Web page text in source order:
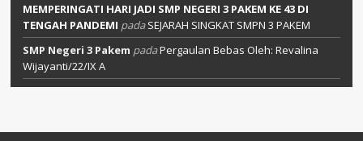
MEMPERINGATI HARI JADI SMP NEGERI 3 PAKEM KE 43 DI
TENGAH PANDEMI padaSEJARAH SINGKAT SMPN 3 PAKEM
SMP Negeri 3 Pakem padaPergaulan Bebas Oleh: Revalina
Wijayanti/22/IX A